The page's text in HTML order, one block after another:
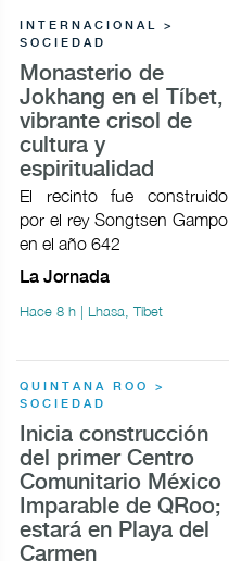
INTERNACIONAL >
SOCIEDAD
Monasterio de
Jokhang en el Tíbet,
vibrante crisol de
cultura y
espiritualidad
El recinto fue construido
por el rey Songtsen Gampo
en el año 642
La Jornada
Hace 8 h | Lhasa, Tíbet
QUINTANA ROO >
SOCIEDAD
Inicia construcción
del primer Centro
Comunitario México
Imparable de QRoo;
estará en Playa del
Carmen